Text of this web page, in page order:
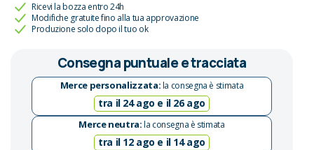
Ricevi la bozza entro 24h
Modifiche gratuite fino alla tua approvazione
Produzione solo dopo il tuo ok
Consegna puntuale e tracciata
Merce personalizzata:la consegna è stimata
tra il 24 ago e il 26 ago
Merce neutra:la consegna è stimata
tra il 12 ago e il 14 ago